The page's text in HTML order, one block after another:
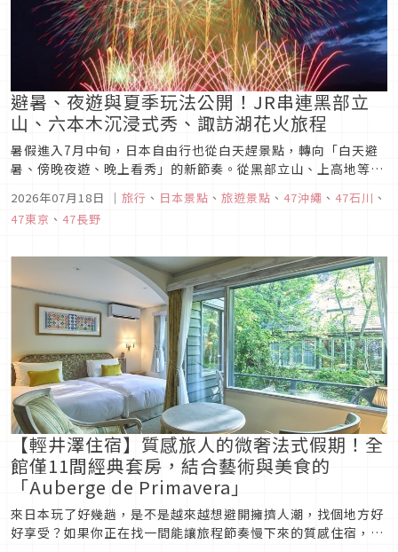
避暑、夜遊與夏季玩法公開！JR串連黑部立
山、六本木沉浸式秀、諏訪湖花火旅程
暑假進入7月中旬，日本自由行也從白天趕景點，轉向「白天避
暑、傍晚夜遊、晚上看秀」的新節奏。從黑部立山、上高地等高
票、住宿已經確定，旅客仍能在既有行程中加入更有地方特色的
新玩法。
2026年07月18日 ｜ 旅行 、 日本景點 、 旅遊景點 、 47沖繩 、 47石川 、
47東京 、 47長野
【輕井澤住宿】質感旅人的微奢法式假期！全
館僅11間經典套房，結合藝術與美食的
「Auberge de Primavera」
來日本玩了好幾趟，是不是越來越想避開擁擠人潮，找個地方好
好享受？如果你正在找一間能讓旅程節奏慢下來的質感住宿，不